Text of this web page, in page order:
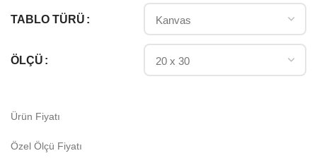
TABLO TÜRÜ
ÖLÇÜ
Ürün Fiyatı
Özel Ölçü Fiyatı